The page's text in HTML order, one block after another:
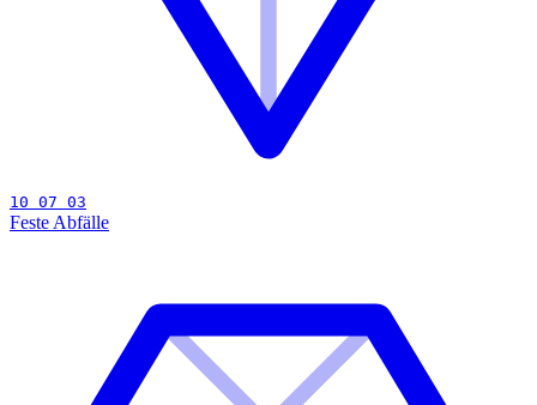
10 07 03
Feste Abfälle